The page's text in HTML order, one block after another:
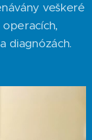
veškeré
diagnózách.